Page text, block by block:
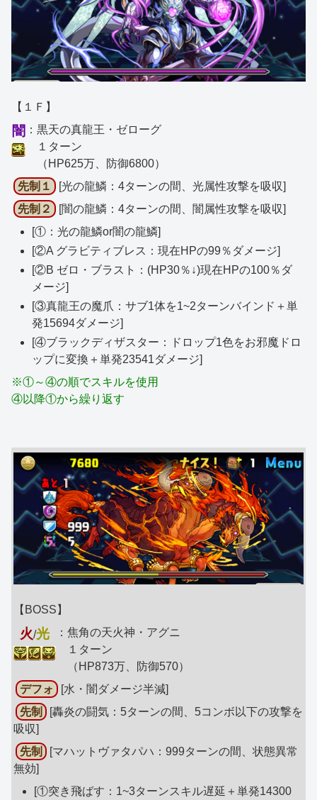
【１Ｆ】
闇 ：黒天の真龍王・ゼローグ
１ターン
（HP625万、防御6800）
先制１
[光の龍鱗：4ターンの間、光属性攻撃を吸収]
先制２
[闇の龍鱗：4ターンの間、闇属性攻撃を吸収]
[①：光の龍鱗or闇の龍鱗]
[②A グラビティブレス：現在HPの99％ダメージ]
[②B ゼロ・ブラスト：(HP30％↓)現在HPの100％ダ
メージ]
[③真龍王の魔爪：サブ1体を1~2ターンバインド＋単
発15694ダメージ]
[④ブラックディザスター：ドロップ1色をお邪魔ドロ
ップに変換＋単発23541ダメージ]
※①～④の順でスキルを使用
④以降①から繰り返す
【BOSS】
火/光
：焦角の天火神・アグニ
１ターン
（HP873万、防御570）
デフォ
[水・闇ダメージ半減]
先制
[轟炎の闘気：5ターンの間、5コンボ以下の攻撃を
吸収]
先制
[マハットヴァタパハ：999ターンの間、状態異常
無効]
[①突き飛ばす：1~3ターンスキル遅延＋単発14300